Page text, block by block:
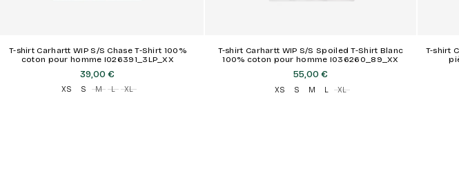
T-shirt Carhartt WIP S/S Chase T-Shirt 100%
coton pour homme I026391_3LP_XX
39,00 €
XS S M L XL
T-shirt Carhartt WIP S/S Spoiled T-Shirt Blanc
100% coton pour homme I036260_89_XX
55,00 €
XS S M L XL
T-shirt